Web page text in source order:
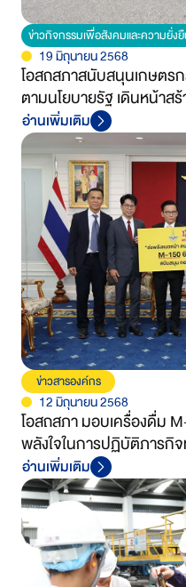
ข่าวกิจกรรมเพื่อสังคมและความยั่ง
19 มิถุนายน 2568
โอสถสภาสนับสนุนเกษตร
ตามนโยบายรัฐ เดินหน้าส
อ่านเพิ่มเติม
ข่าวสารองค์กร
12 มิถุนายน 2568
โอสถสภา มอบเครื่องดื่ม
พลังใจในการปฏิบัติภารกิ
อ่านเพิ่มเติม